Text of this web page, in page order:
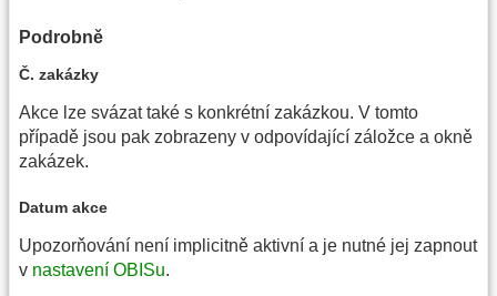
Podrobně
Č. zakázky
Akce lze svázat také s konkrétní zakázkou. V tomto
případě jsou pak zobrazeny v odpovídající záložce a okně
zakázek.
Datum akce
Upozorňování není implicitně aktivní a je nutné jej zapnout
v nastavení OBISu.